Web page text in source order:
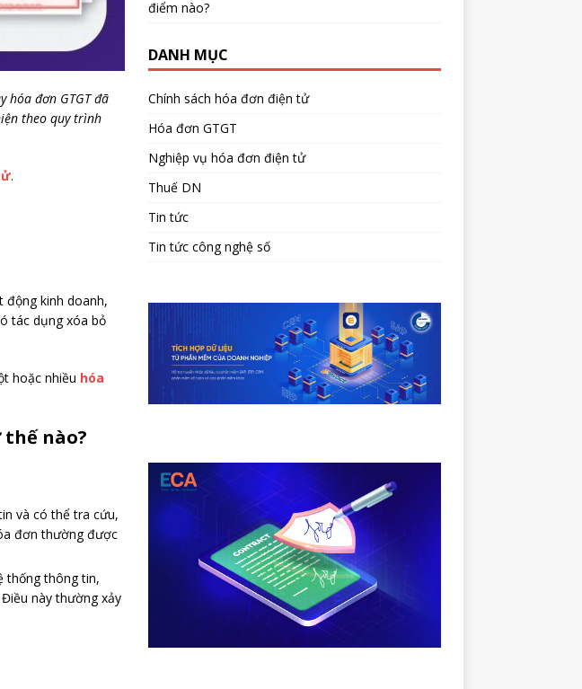
hóa đơn GTGT đã
theo quy trình
.
động kinh doanh,
tác dụng xóa bỏ
hoặc nhiều hóa
thế nào?
và có thể tra cứu,
đơn thường được
thống thông tin,
này thường xảy
điểm nào?
DANH MỤC
Chính sách hóa đơn điện tử
Hóa đơn GTGT
Nghiệp vụ hóa đơn điện tử
Thuế DN
Tin tức
Tin tức công nghệ số